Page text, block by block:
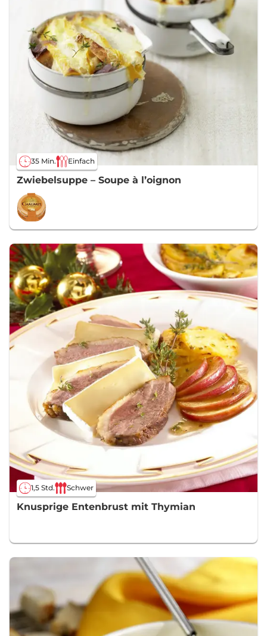
35 Min. Einfach
Zwiebelsuppe – Soupe à l’oignon
1,5 Std. Schwer
Knusprige Entenbrust mit Thymian